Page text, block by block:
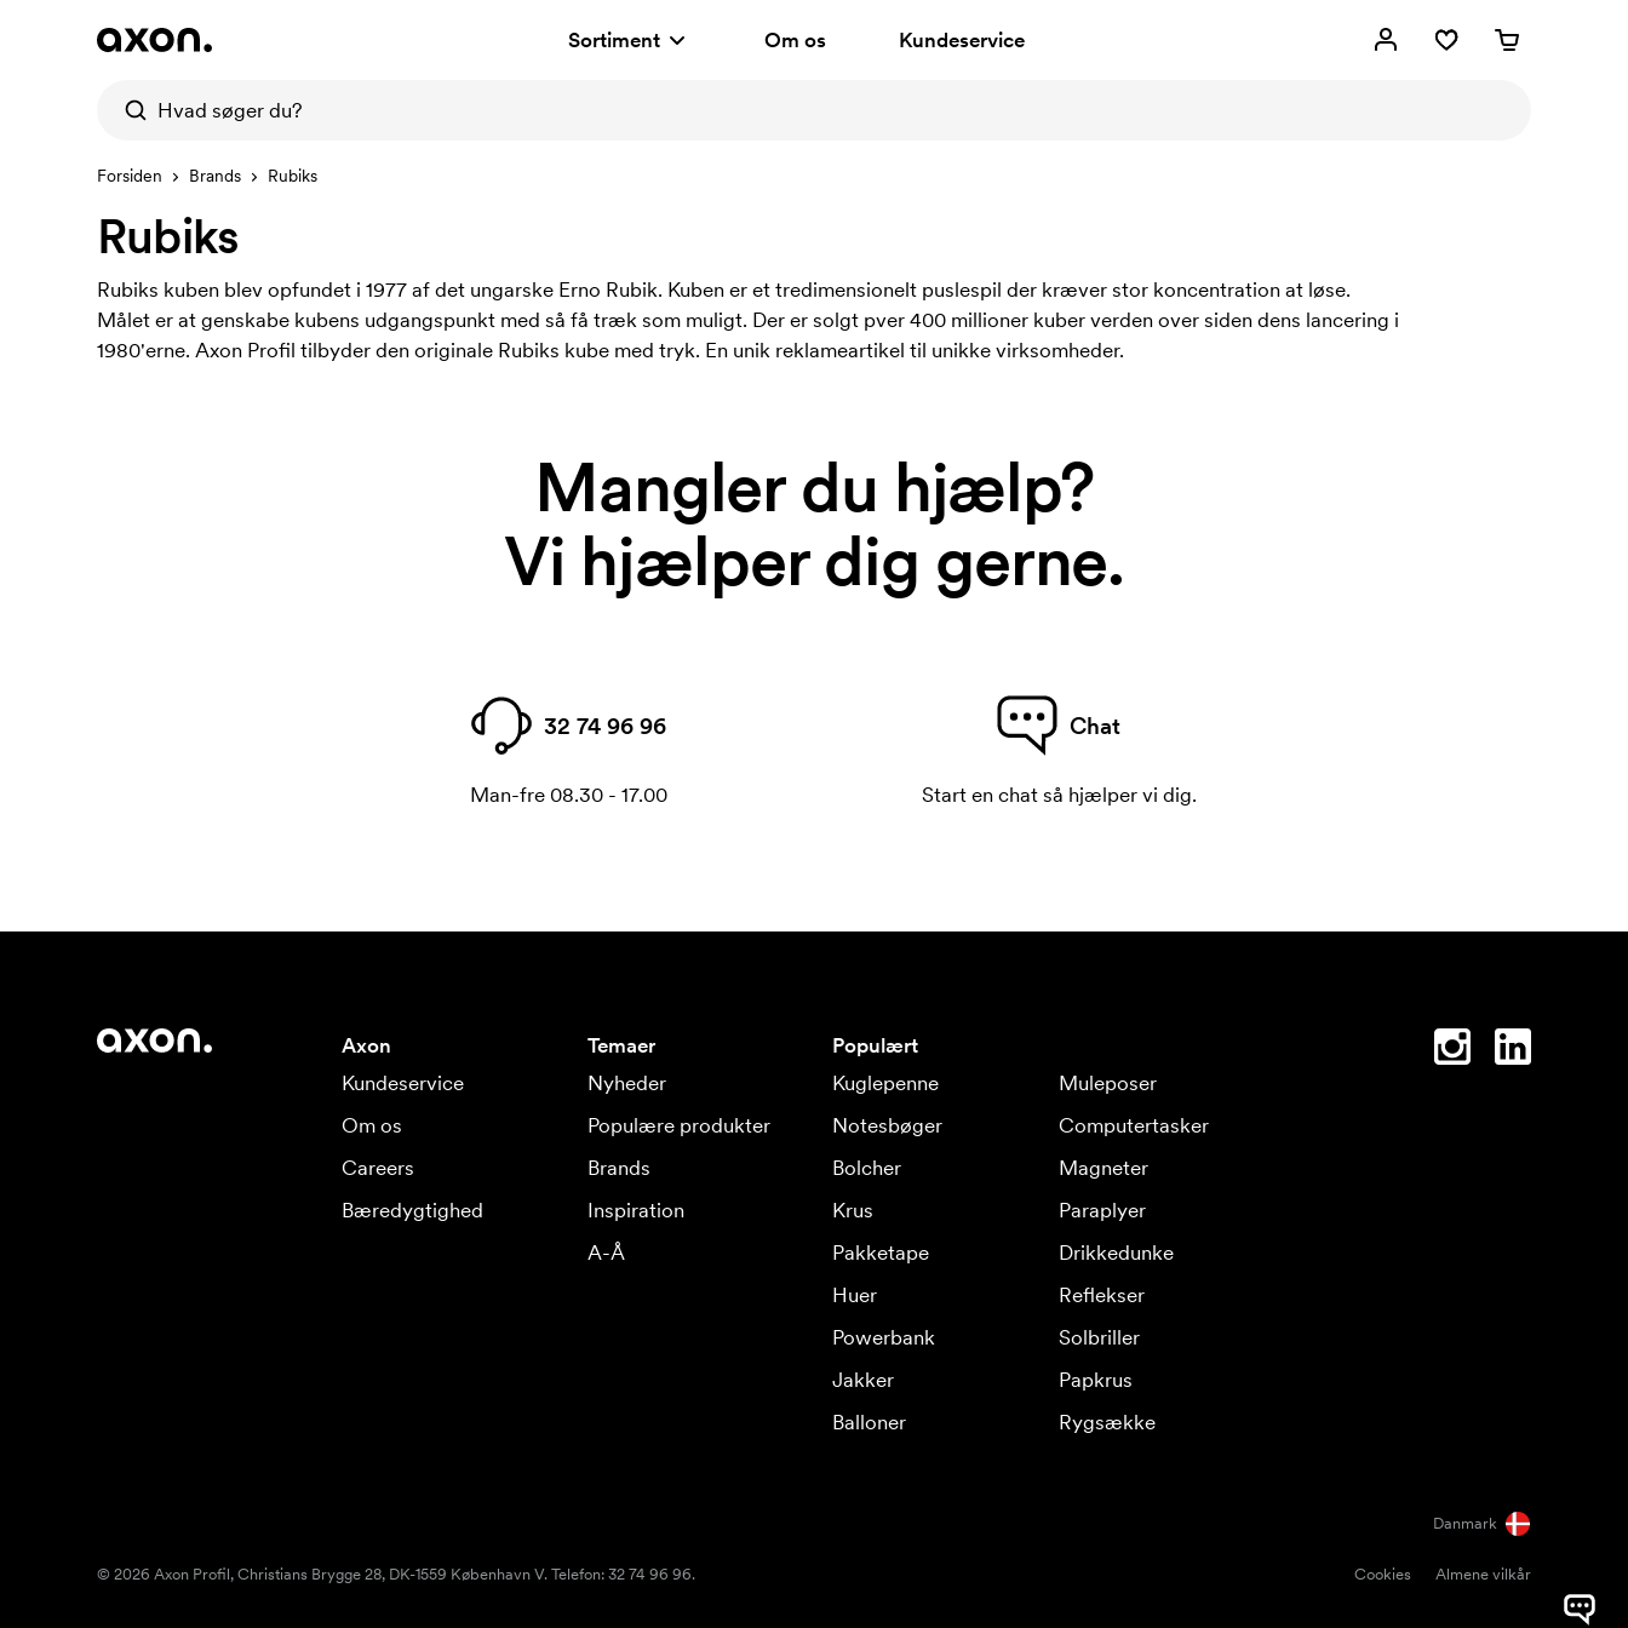
Sortiment Om os Kundeservice
Forsiden Brands Rubiks
Rubiks
Rubiks kuben blev opfundet i 1977 af det ungarske Erno Rubik. Kuben er et tredimensionelt puslespil der kræver stor koncentration at løse.
Målet er at genskabe kubens udgangspunkt med så få træk som muligt. Der er solgt pver 400 millioner kuber verden over siden dens lancering i
1980'erne. Axon Profil tilbyder den originale Rubiks kube med tryk. En unik reklameartikel til unikke virksomheder.
Mangler du hjælp?
Vi hjælper dig gerne.
32 74 96 96
Man-fre 08.30 - 17.00
Chat
Start en chat så hjælper vi dig.
Axon
Kundeservice
Om os
Careers
Bæredygtighed
Temaer
Nyheder
Populære produkter
Brands
Inspiration
A-Å
Populært
Kuglepenne
Muleposer
Notesbøger
Computertasker
Bolcher
Magneter
Krus
Paraplyer
Pakketape
Drikkedunke
Huer
Reflekser
Powerbank
Solbriller
Jakker
Papkrus
Balloner
Rygsække
Danmark
Cookies Almene vilkår
© 2026 Axon Profil, Christians Brygge 28, DK-1559 København V. Telefon: 32 74 96 96.